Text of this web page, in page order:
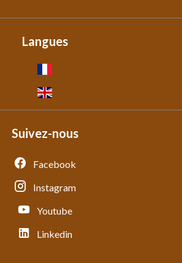
Langues
Suivez-nous
Facebook
Instagram
Youtube
Linkedin